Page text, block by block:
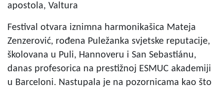
apostola, Valtura
Festival otvara iznimna harmonikašica Mateja
Zenzerović, rođena Puležanka svjetske reputacije,
školovana u Puli, Hannoveru i San Sebastiánu,
danas profesorica na prestižnoj ESMUC akademiji
u Barceloni. Nastupala je na pozornicama kao što